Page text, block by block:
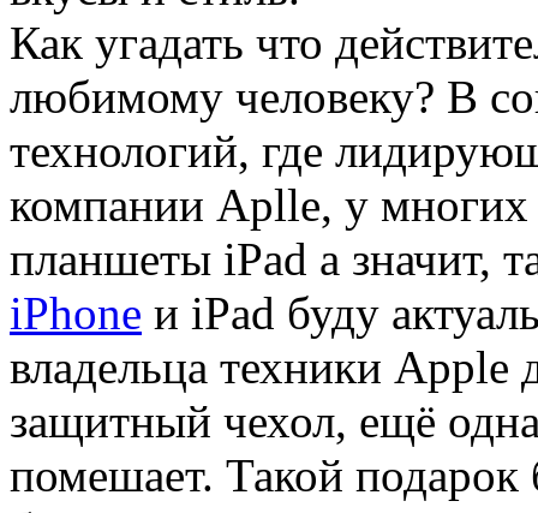
Как угадать что
любимому человеку? В
технологий, где
компании Aplle, у
планшеты iPad а значит,
iPhone и iPad буду
владельца техники Apple
защитный чехол, ещё
помешает. Такой подарок